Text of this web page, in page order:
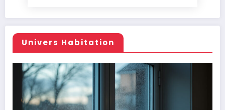
Univers Habitation